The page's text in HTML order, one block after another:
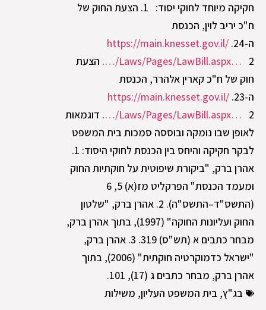
חקיקה מיוחד לחוקי יסוד: 1. הצעת החוק של
ח"כ יריב לוין, הכנסת
ה-24.
https://main.knesset.gov.il/
…/Laws/Pages/LawBill.aspx…2. הצעת
חוק של ח"כ קארין אלהרר, הכנסת
ה-23.
https://main.knesset.gov.il/
…/Laws/Pages/LawBill.aspx…2. דוגמאות
לאופן שבו נומקה ובוססה סמכות בית המשפט
לבקר חקיקה והיחס בין הכנסת לחוקי היסוד: 1.
אהרן ברק, "ביקורת שיפוטית על חוקתיות החוק
ומעמד הכנסת" הפרקליט מז(א) 5, 6
(התשס"ד–התשס"ה). 2. אהרן ברק, "שלטון
החוק ועליונות החוקה" (1997), בתוך אהרן ברק,
מבחר כתבים א (תש"ס) 319. 3. אהרן ברק,
"ישראל כדמוקרטיה חוקתית" (2006), בתוך
אהרן ברק, מבחר כתבים ג (17), 101.
בג"ץ, בית המשפט העליון, משילות